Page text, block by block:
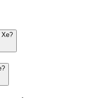
Xe?